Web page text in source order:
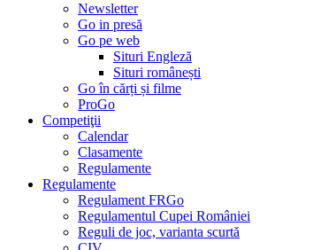
Newsletter
Go in presă
Go pe web
Situri Engleză
Situri românești
Go în cărți și filme
ProGo
Competiţii
Calendar
Clasamente
Regulamente
Regulamente
Regulament FRGo
Regulamentul Cupei României
Reguli de joc, varianta scurtă